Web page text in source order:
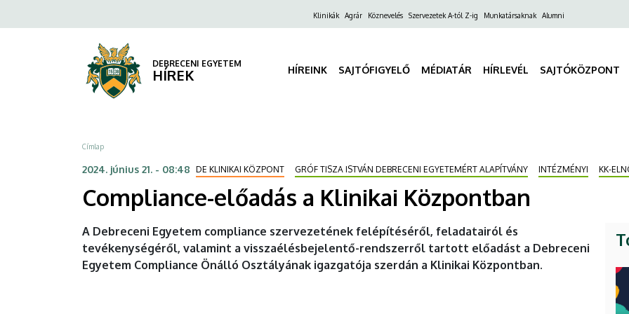
DEBRECENI
EGYETEM
a
FelsőKlinikák Agrár Köznevelés Szervezetek A-tól Z-ig Munkatársaknak Alumni
DEBRECENI EGYETEM
HÍREK HÍREINK SAJTÓFIGYELŐ MÉDIATÁR HÍRLEVÉL SAJTÓKÖZPONT
Morzsa
Címlap
2024. június 21. - 08:48 DE KLINIKAI KÖZPONT GRÓF TISZA ISTVÁN DEBRECENI EGYETEMÉRT ALAPÍTVÁNY INTÉZMÉNYI KK-
Compliance-előadás a Klinikai Központban
A Debreceni Egyetem compliance szervezetének felépítéséről, feladatairól és
tevékenységéről, valamint a visszaélésbejelentő-rendszerről tartott előadást a Debreceni
Egyetem Compliance Önálló Osztályának igazgatója szerdán a Klinikai Központban.